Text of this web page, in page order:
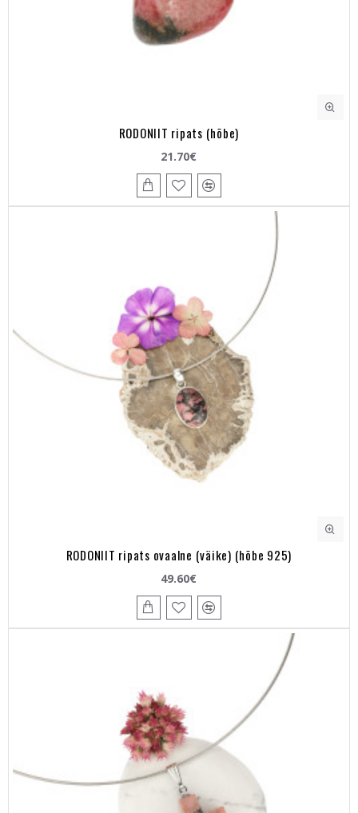
RODONIIT ripats (hõbe)
21.70€
RODONIIT ripats ovaalne (väike) (hõbe 925)
49.60€